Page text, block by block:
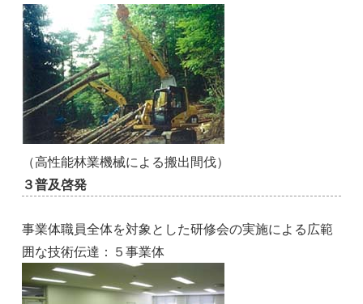
（高性能林業機械による搬出間伐）
３普及啓発
事業体職員全体を対象とした研修会の実施による広範
囲な技術伝達：５事業体